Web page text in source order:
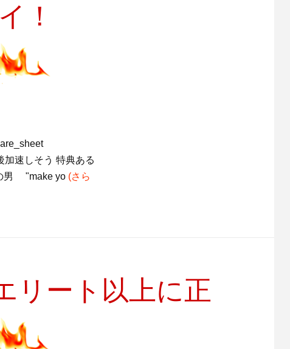
！
加速しそう 特典ある
男 "make yo (さら
リート以上に正